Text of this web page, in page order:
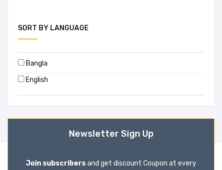
SORT BY LANGUAGE
Bangla
English
Newsletter Sign Up
Join subscribersand get discount Coupon at every